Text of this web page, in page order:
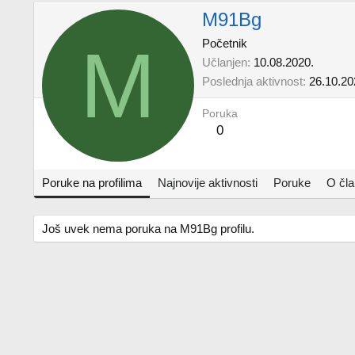
M
M91Bg
Početnik
Učlanjen 10.08.2020.
Poslednja aktivnost
Poruka
0
Poruke na profilima Najnovije aktivnosti Poruke O
Još uvek nema poruka na M91Bg profilu.